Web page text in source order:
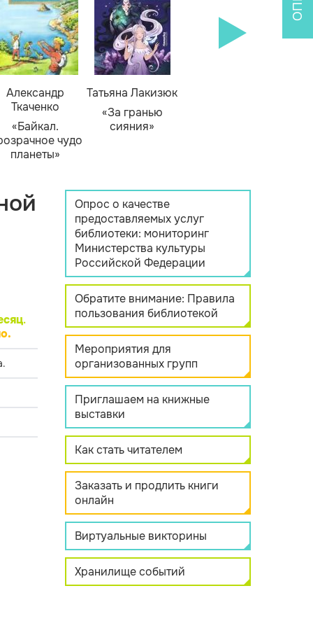
Александр
Ткаченко
«Байкал.
чудо
планеты»
Татьяна Лакизюк
«За гранью
сияния»
.
Опрос о качестве
предоставляемых услуг
библиотеки: мониторинг
Министерства культуры
Российской Федерации
Обратите внимание: Правила
пользования библиотекой
Мероприятия для
организованных групп
Приглашаем на книжные
выставки
Как стать читателем
Заказать и продлить книги
онлайн
Виртуальные викторины
Хранилище событий